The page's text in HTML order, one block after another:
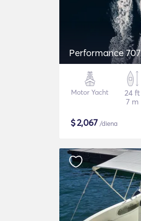
Performance 707
Motor Yacht
24 ft
7 m
$2,067 /diena